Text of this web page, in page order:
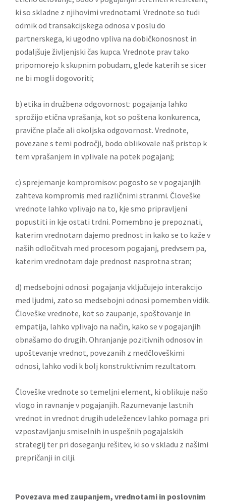
ki so skladne z njihovimi vrednotami. Vrednote so tudi
odmik od transakcijskega odnosa v poslu do
partnerskega, ki ugodno vpliva na dobičkonosnost in
podaljšuje življenjski čas kupca. Vrednote prav tako
pripomorejo k skupnim pobudam, glede katerih se sicer
ne bi mogli dogovoriti;
b) etika in družbena odgovornost: pogajanja lahko
sprožijo etična vprašanja, kot so poštena konkurenca,
pravične plače ali okoljska odgovornost. Vrednote,
povezane s temi področji, bodo oblikovale naš pristop k
tem vprašanjem in vplivale na potek pogajanj;
c) sprejemanje kompromisov: pogosto se v pogajanjih
zahteva kompromis med različnimi stranmi. Človeške
vrednote lahko vplivajo na to, kje smo pripravljeni
popustiti in kje ostati trdni. Pomembno je prepoznati,
katerim vrednotam dajemo prednost in kako se to kaže v
naših odločitvah med procesom pogajanj, predvsem pa,
katerim vrednotam daje prednost nasprotna stran;
d) medsebojni odnosi: pogajanja vključujejo interakcijo
med ljudmi, zato so medsebojni odnosi pomemben vidik.
Človeške vrednote, kot so zaupanje, spoštovanje in
empatija, lahko vplivajo na način, kako se v pogajanjih
obnašamo do drugih. Ohranjanje pozitivnih odnosov in
upoštevanje vrednot, povezanih z medčloveškimi
odnosi, lahko vodi k bolj konstruktivnim rezultatom.
Človeške vrednote so temeljni element, ki oblikuje našo
vlogo in ravnanje v pogajanjih. Razumevanje lastnih
vrednot in vrednot drugih udeležencev lahko pomaga pri
vzpostavljanju smiselnih in uspešnih pogajalskih
strategij ter pri doseganju rešitev, ki so v skladu z našimi
prepričanji in cilji.
Povezava med zaupanjem, vrednotami in poslovnim